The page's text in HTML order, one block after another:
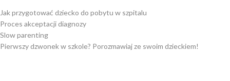
Jak przygotować dziecko do pobytu w szpitalu
Proces akceptacji diagnozy
Slow parenting
Pierwszy dzwonek w szkole? Porozmawiaj ze swoim dzieckiem!